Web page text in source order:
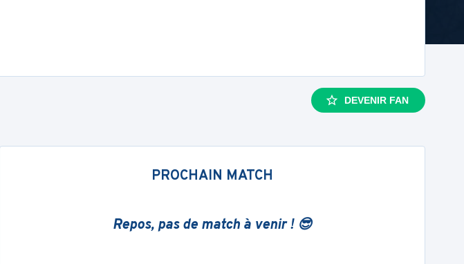
DEVENIR FAN
PROCHAIN MATCH
Repos, pas de match à venir ! 😎